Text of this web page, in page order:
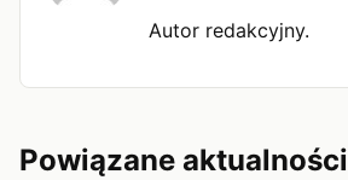
Autor redakcyjny.
Powiązane aktualności